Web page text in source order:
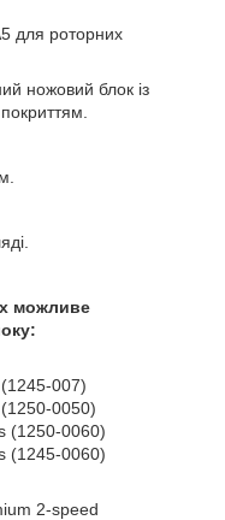
для роторних
ножовий блок із
можливе
007)
0050)
(1250-0060)
(1245-0060)
2-speed